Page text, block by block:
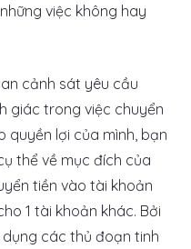
việc không hay
cảnh sát yêu cầu
giác trong việc chuyển
quyền lợi của mình, bạn
thể về mục đích của
tiền vào tài khoản
1 tài khoản khác. Bởi
các thủ đoạn tinh